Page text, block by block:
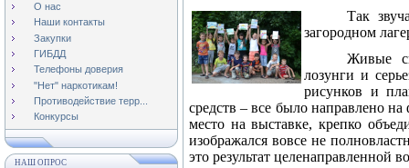
О нас
Наши контакты
Закупки
ГИБДД
Телефоны доверия
"Нет" наркотикам!
Противодействие терр...
Конкурсы
НАШ ОПРОС
Так
загородном
Живые
лозунги и
рисунков и
средств – все было направлено
место на выставке, крепко
изображался вовсе не
это результат целенаправленной